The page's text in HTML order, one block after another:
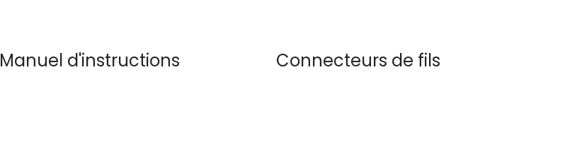
Manuel d'instructions Connecteurs de fils